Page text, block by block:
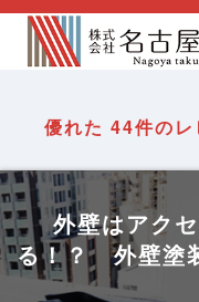
コ
へ
ス
キ
ッ
優れた 44件のレ
外壁はアク
る！？ 外壁塗